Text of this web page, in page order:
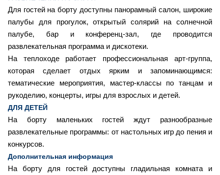
Для гостей на борту доступны панорамный салон, широкие
палубы для прогулок, открытый солярий на солнечной
палубе, бар и конференц-зал, где проводится
развлекательная программа и дискотеки.
На теплоходе работает профессиональная арт-группа,
которая сделает отдых ярким и запоминающимся:
тематические мероприятия, мастер-классы по танцам и
рукоделию, концерты, игры для взрослых и детей.
ДЛЯ ДЕТЕЙ
На борту маленьких гостей ждут разнообразные
развлекательные программы: от настольных игр до пения и
конкурсов.
Дополнительная информация
На борту для гостей доступны гладильная комната и